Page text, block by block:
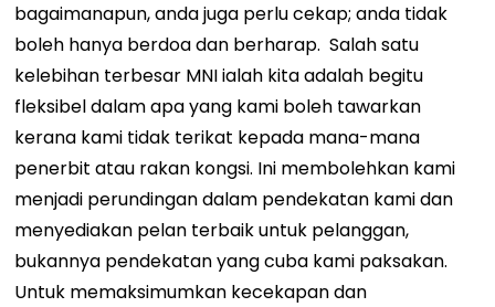
bagaimanapun, anda juga perlu cekap; anda tidak
boleh hanya berdoa dan berharap. Salah satu
kelebihan terbesar MNI ialah kitaadalah begitu
fleksibel dalam apa yang kami boleh tawarkan
kerana kami tidak terikat kepada mana-mana
penerbit atau rakan kongsi. Ini membolehkan kami
menjadi perundingan dalam pendekatan kami dan
menyediakan pelan terbaik untuk pelanggan,
bukannya pendekatan yang cuba kami paksakan.
Untuk memaksimumkan kecekapan dan